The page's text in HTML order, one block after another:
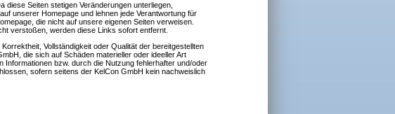
diese Seiten stetigen Veränderungen unterliegen,
unserer Homepage und lehnen jede Verantwortung für
die nicht auf unsere eigenen Seiten verweisen.
verstoßen, werden diese Links sofort entfernt.
Vollständigkeit oder Qualität der bereitgestellten
die sich auf Schäden materieller oder ideeller Art
bzw. durch die Nutzung fehlerhafter und/oder
sofern seitens der KelCon GmbH kein nachweislich